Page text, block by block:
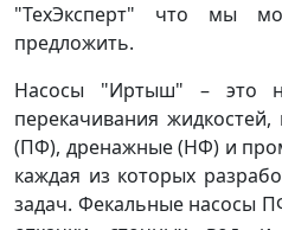
"ТехЭксперт" что мы
предложить.
Насосы "Иртыш" – это
перекачивания
(ПФ), дренажные (НФ) и
каждая из которых
задач. Фекальные насосы